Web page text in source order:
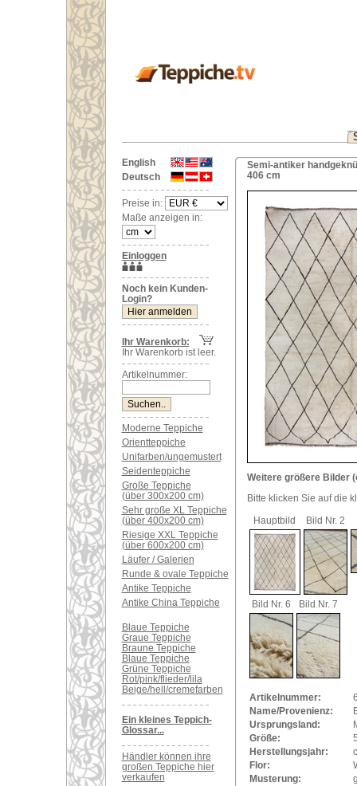
English
Deutsch
Preise in:
Maße anzeigen in:
Einloggen
Noch kein Kunden-
Login?
Ihr Warenkorb:
Ihr Warenkorb ist leer.
Artikelnummer:
Moderne Teppiche
Orientteppiche
Unifarben/ungemustert
Seidenteppiche
Große Teppiche
(über 300x200 cm)
Sehr große XL Teppiche
(über 400x200 cm)
Riesige XXL Teppiche
(über 600x200 cm)
Läufer / Galerien
Runde & ovale Teppiche
Antike Teppiche
Antike China Teppiche
Blaue Teppiche
Graue Teppiche
Braune Teppiche
Blaue Teppiche
Grüne Teppiche
Rot/pink/flieder/lila
Beige/hell/cremefarben
Ein kleines Teppich-
Glossar...
Händler können ihre
großen Teppiche hier
verkaufen
Semi-antiker
406 cm
Weitere größere Bilder
Bitte klicken Sie auf die
Hauptbild
Bild Nr. 2
Bild Nr. 6 Bild Nr. 7
Artikelnummer:
Name/Provenienz:
Ursprungsland:
Größe:
Herstellungsjahr:
Flor:
Musterung: